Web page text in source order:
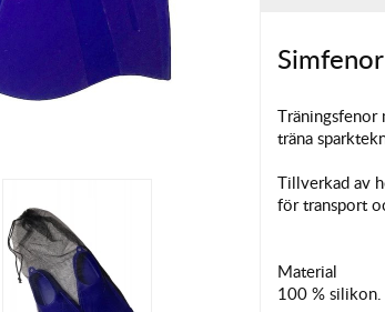
Träningsfenor
träna
Tillverkad av
för transport
Material
100 % silikon.